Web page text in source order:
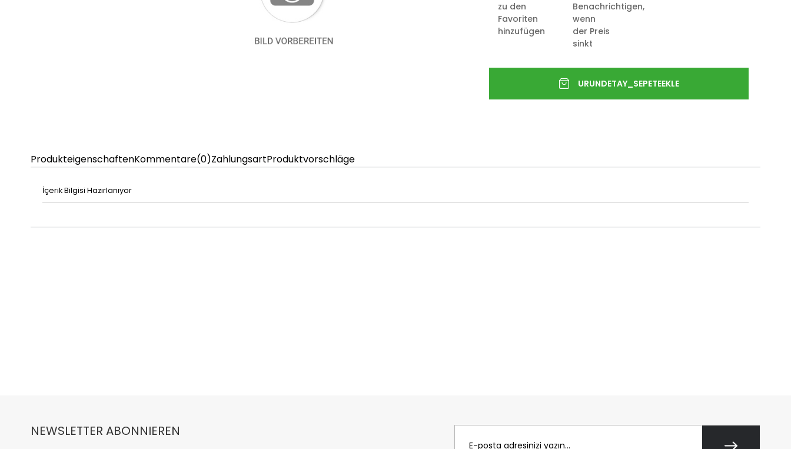
zu den
Favoriten
hinzufügen
Benachrichtigen,
wenn
der Preis
sinkt
ProdukteigenschaftenKommentare(0)ZahlungsartProduktvorschläge
İçerik Bilgisi Hazırlanıyor
NEWSLETTER ABONNIEREN